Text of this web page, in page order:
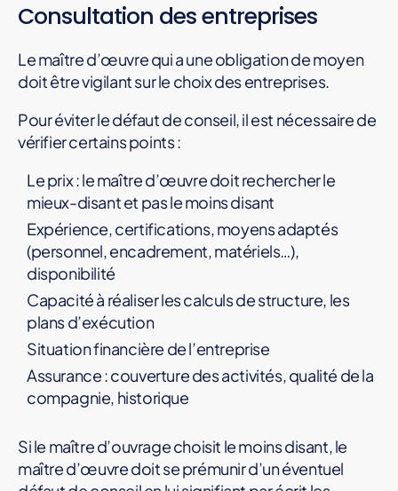
Consultation des entreprises
Le maître d’œuvre qui a une obligation de moyen
doit être vigilant sur le choix des entreprises.
Pour éviter le défaut de conseil, il est nécessaire de
vérifier certains points :
Le prix : le maître d’œuvre doit rechercher le
mieux-disant et pas le moins disant
Expérience, certifications, moyens adaptés
(personnel, encadrement, matériels…),
disponibilité
Capacité à réaliser les calculs de structure, les
plans d’exécution
Situation financière de l’entreprise
Assurance : couverture des activités, qualité de la
compagnie, historique
Si le maître d’ouvrage choisit le moins disant, le
maître d’œuvre doit se prémunir d’un éventuel